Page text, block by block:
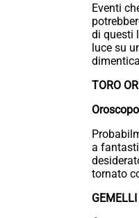
Eventi
di questi
luce su
TORO
a
tornato